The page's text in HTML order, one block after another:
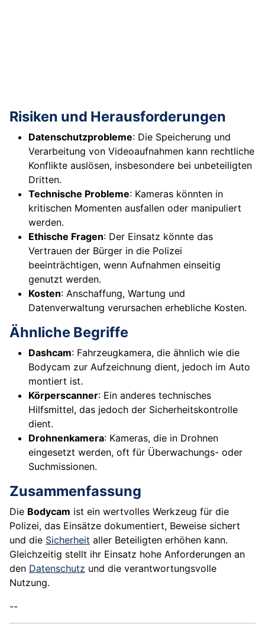
Risiken und Herausforderungen
Datenschutzprobleme: Die Speicherung und
Verarbeitung von Videoaufnahmen kann rechtliche
Konflikte auslösen, insbesondere bei unbeteiligten
Dritten.
Technische Probleme: Kameras könnten in
kritischen Momenten ausfallen oder manipuliert
werden.
Ethische Fragen: Der Einsatz könnte das
Vertrauen der Bürger in die Polizei
beeinträchtigen, wenn Aufnahmen einseitig
genutzt werden.
Kosten: Anschaffung, Wartung und
Datenverwaltung verursachen erhebliche Kosten.
Ähnliche Begriffe
Dashcam: Fahrzeugkamera, die ähnlich wie die
Bodycam zur Aufzeichnung dient, jedoch im Auto
montiert ist.
Körperscanner: Ein anderes technisches
Hilfsmittel, das jedoch der Sicherheitskontrolle
dient.
Drohnenkamera: Kameras, die in Drohnen
eingesetzt werden, oft für Überwachungs- oder
Suchmissionen.
Zusammenfassung
Die Bodycam ist ein wertvolles Werkzeug für die
Polizei, das Einsätze dokumentiert, Beweise sichert
und die Sicherheit aller Beteiligten erhöhen kann.
Gleichzeitig stellt ihr Einsatz hohe Anforderungen an
den Datenschutz und die verantwortungsvolle
Nutzung.
--